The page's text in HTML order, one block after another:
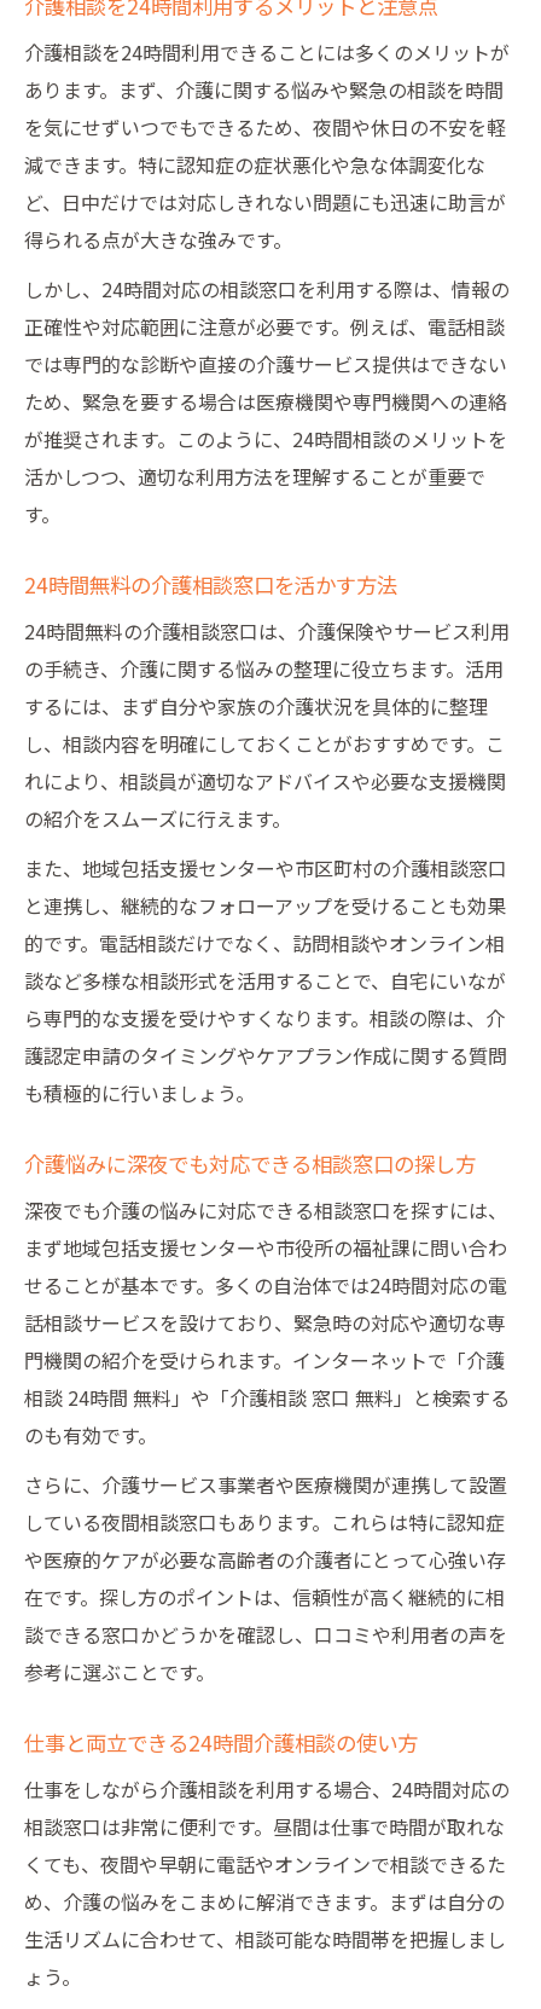
介護相談を24時間利用できることには多くのメリットが
あります。まず、介護に関する悩みや緊急の相談を時間
を気にせずいつでもできるため、夜間や休日の不安を軽
減できます。特に認知症の症状悪化や急な体調変化な
ど、日中だけでは対応しきれない問題にも迅速に助言が
得られる点が大きな強みです。
しかし、24時間対応の相談窓口を利用する際は、情報の
正確性や対応範囲に注意が必要です。例えば、電話相談
では専門的な診断や直接の介護サービス提供はできない
ため、緊急を要する場合は医療機関や専門機関への連絡
が推奨されます。このように、24時間相談のメリットを
活かしつつ、適切な利用方法を理解することが重要で
す。
24時間無料の介護相談窓口を活かす方法
24時間無料の介護相談窓口は、介護保険やサービス利用
の手続き、介護に関する悩みの整理に役立ちます。活用
するには、まず自分や家族の介護状況を具体的に整理
し、相談内容を明確にしておくことがおすすめです。こ
れにより、相談員が適切なアドバイスや必要な支援機関
の紹介をスムーズに行えます。
また、地域包括支援センターや市区町村の介護相談窓口
と連携し、継続的なフォローアップを受けることも効果
的です。電話相談だけでなく、訪問相談やオンライン相
談など多様な相談形式を活用することで、自宅にいなが
ら専門的な支援を受けやすくなります。相談の際は、介
護認定申請のタイミングやケアプラン作成に関する質問
も積極的に行いましょう。
介護悩みに深夜でも対応できる相談窓口の探し方
深夜でも介護の悩みに対応できる相談窓口を探すには、
まず地域包括支援センターや市役所の福祉課に問い合わ
せることが基本です。多くの自治体では24時間対応の電
話相談サービスを設けており、緊急時の対応や適切な専
門機関の紹介を受けられます。インターネットで「介護
相談 24時間 無料」や「介護相談 窓口 無料」と検索する
のも有効です。
さらに、介護サービス事業者や医療機関が連携して設置
している夜間相談窓口もあります。これらは特に認知症
や医療的ケアが必要な高齢者の介護者にとって心強い存
在です。探し方のポイントは、信頼性が高く継続的に相
談できる窓口かどうかを確認し、口コミや利用者の声を
参考に選ぶことです。
仕事と両立できる24時間介護相談の使い方
仕事をしながら介護相談を利用する場合、24時間対応の
相談窓口は非常に便利です。昼間は仕事で時間が取れな
くても、夜間や早朝に電話やオンラインで相談できるた
め、介護の悩みをこまめに解消できます。まずは自分の
生活リズムに合わせて、相談可能な時間帯を把握しまし
ょう。